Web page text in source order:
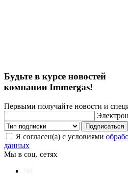
Будьте в курсе новостей
компании Immergas!
Первыми получайте новости и
Подписаться
Я согласен(а) с условиями
данных
Мы в соц. сетях